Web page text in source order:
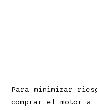
Para minimizar
comprar el motor a